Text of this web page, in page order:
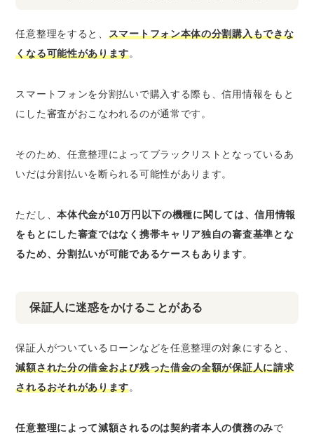
任意整理をすると、 スマートフォン本体の分割購入もできな
くなる可能性があります。
スマートフォンを分割払いで購入する際も、信用情報をもと
にした審査がおこなわれるのが通常です。
そのため、任意整理によってブラックリストとなっているあ
いだは分割払いを断られる可能性があります。
ただし、本体代金が10万円以下の機種に関しては、信用情報
をもとにした審査ではなく携帯キャリア独自の審査基準とな
るため、分割払いが可能であるケースもあります。
保証人に迷惑をかけることがある
保証人がついているローンなどを任意整理の対象にすると、
減額された分の借金および残った借金の全額が保証人に請求
されるおそれがあります。
任意整理によって減額されるのは契約者本人の債務のみで